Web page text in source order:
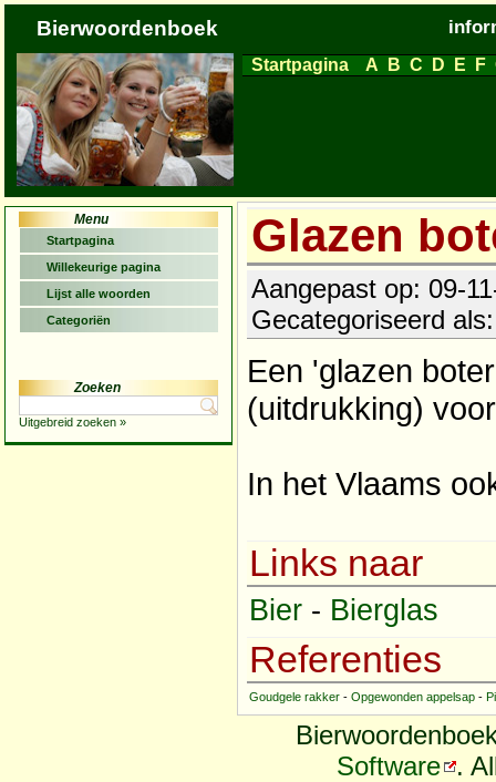
Bierwoordenboek
Startpagina A B C D E F
Menu
Startpagina
Willekeurige pagina
Lijst alle woorden
Categoriën
Zoeken
Uitgebreid zoeken »
Glazen
Aangepast op: 09-
Gecategoriseerd
Een 'glazen
(uitdrukking)
In het Vlaams
Links naar
Bier - Bierglas
Referenties
Goudgele rakker - Opgewonden appelsap -
Software .